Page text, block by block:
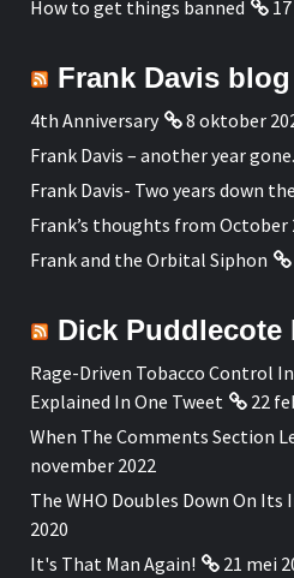
How to get things banned
Frank Davis blog
4th Anniversary
8 oktober
Frank Davis – another year gone.
Frank Davis- Two years down
Frank’s thoughts from October
Frank and the Orbital Siphon
Dick Puddlecote
Rage-Driven Tobacco Control
Explained In One Tweet
22
When The Comments Section
november 2022
The WHO Doubles Down On Its
2020
It's That Man Again!
21 mei